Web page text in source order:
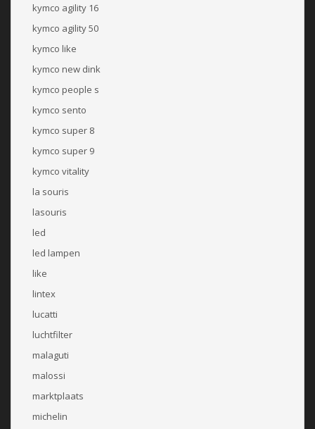
kymco agility 16
kymco agility 50
kymco like
kymco new dink
kymco people s
kymco sento
kymco super 8
kymco super 9
kymco vitality
la souris
lasouris
led
led lampen
like
lintex
lucatti
luchtfilter
malaguti
malossi
marktplaats
michelin